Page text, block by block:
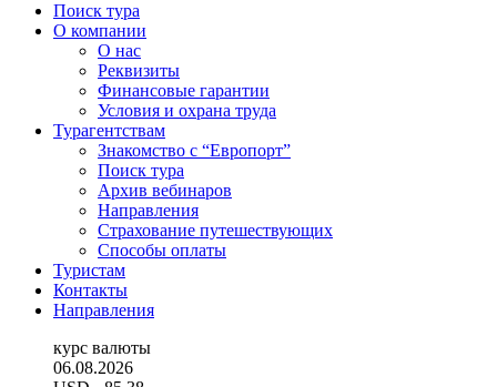
Поиск тура
О компании
О нас
Реквизиты
Финансовые гарантии
Условия и охрана труда
Турагентствам
Знакомство с “Европорт”
Поиск тура
Архив вебинаров
Направления
Страхование путешествующих
Способы оплаты
Туристам
Контакты
Направления
курс валюты
06.08.2026